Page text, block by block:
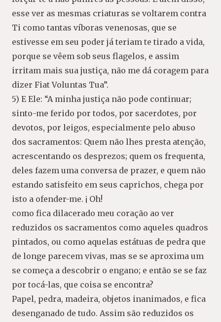
esse ver as mesmas criaturas se voltarem contra
Ti como tantas víboras venenosas, que se
estivesse em seu poder já teriam te tirado a vida,
porque se vêem sob seus flagelos, e assim
irritam mais sua justiça, não me dá coragem para
dizer Fiat Voluntas Tua”.
5) E Ele: “A minha justiça não pode continuar;
sinto-me ferido por todos, por sacerdotes, por
devotos, por leigos, especialmente pelo abuso
dos sacramentos: Quem não lhes presta atenção,
acrescentando os desprezos; quem os frequenta,
deles fazem uma conversa de prazer, e quem não
estando satisfeito em seus caprichos, chega por
isto a ofender-me. ¡ Oh!
como fica dilacerado meu coração ao ver
reduzidos os sacramentos como aqueles quadros
pintados, ou como aquelas estátuas de pedra que
de longe parecem vivas, mas se se aproxima um
se começa a descobrir o engano; e então se se faz
por tocá-las, que coisa se encontra?
Papel, pedra, madeira, objetos inanimados, e fica
desenganado de tudo. Assim são reduzidos os